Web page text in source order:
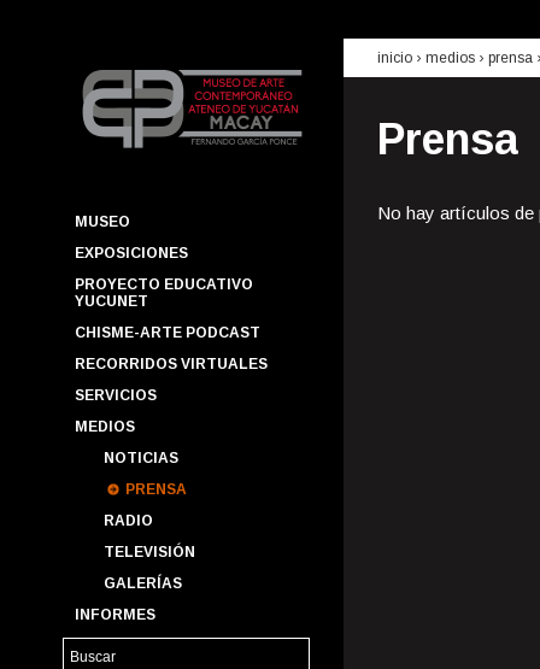
MUSEO
EXPOSICIONES
PROYECTO EDUCATIVO
YUCUNET
CHISME-ARTE PODCAST
RECORRIDOS VIRTUALES
SERVICIOS
MEDIOS
NOTICIAS
PRENSA
RADIO
TELEVISIÓN
GALERÍAS
INFORMES
inicio › medios › prensa
Prensa
No hay artículos de